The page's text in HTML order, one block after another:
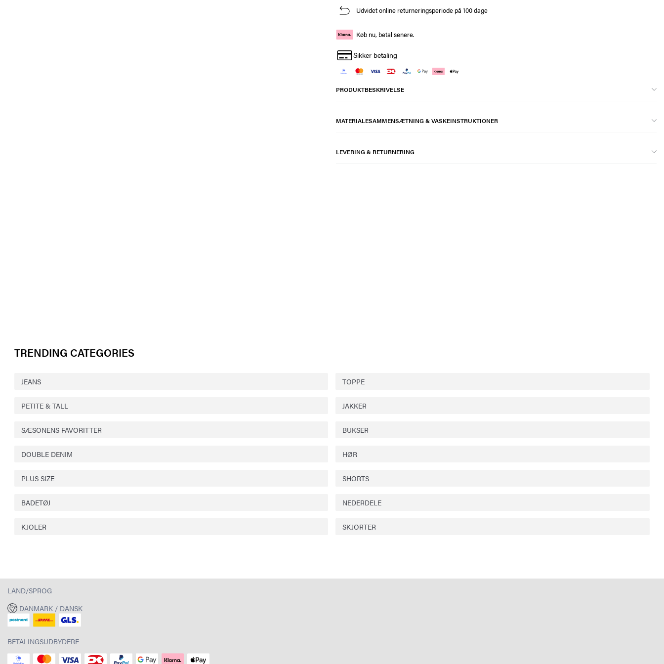
Udvidet online returneringsperiode på 100 dage
Køb nu, betal senere.
Sikker betaling
PRODUKTBESKRIVELSE
MATERIALESAMMENSÆTNING & VASKEINSTRUKTIONER
LEVERING & RETURNERING
TRENDING CATEGORIES
JEANS TOPPE
PETITE & TALL JAKKER
SÆSONENS FAVORITTER BUKSER
DOUBLE DENIM HØR
PLUS SIZE SHORTS
BADETØJ NEDERDELE
KJOLER SKJORTER
LAND/SPROG
DANMARK / DANSK
BETALINGSUDBYDERE